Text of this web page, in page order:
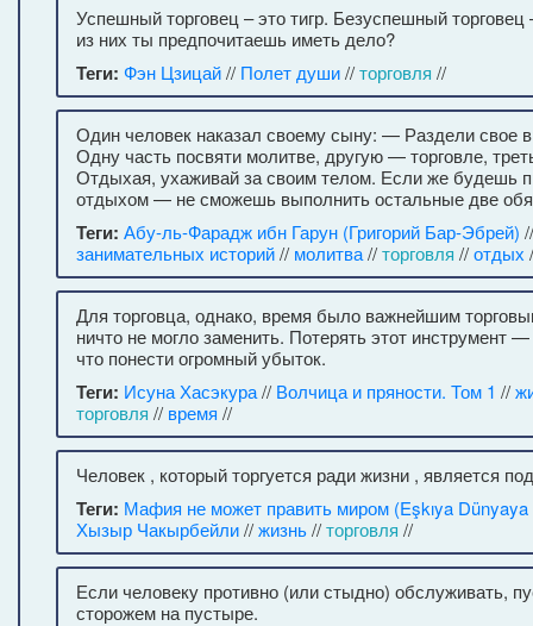
Успешный торговец – это тигр. Безуспешный
из них ты предпочитаешь иметь дело?
Теги: Фэн Цзицай// Полет души//торговля //
Один человек наказал своему сыну: — Раздели свое
Одну часть посвяти молитве, другую — торговле,
Отдыхая, ухаживай за своим телом. Если же будешь
отдыхом — не сможешь выполнить остальные две
Теги: Абу-ль-Фарадж ибн Гарун (Григорий Бар-Эбрей)
занимательных историй// молитва//торговля //отдых
Для торговца, однако, время было важнейшим
ничто не могло заменить. Потерять этот инструмент
что понести огромный убыток.
Теги: Исуна Хасэкура// Волчица и пряности. Том 1 //
торговля // время //
Человек , который торгуется ради жизни , является
Теги: Мафия не может править миром (Eşkıya
Хызыр Чакырбейли//жизнь//торговля //
Если человеку противно (или стыдно) обслуживать,
сторожем на пустыре.